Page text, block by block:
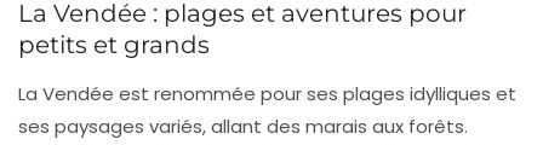
La Vendée : plages et aventures pour
petits et grands
La Vendée est renommée pour ses plages idylliques et
ses paysages variés, allant des marais aux forêts.